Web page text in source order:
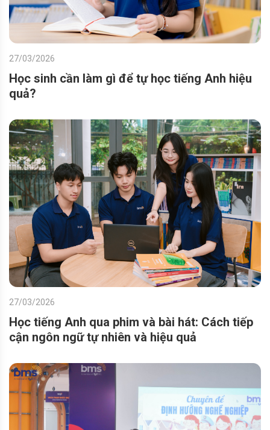
27/03/2026
Học sinh cần làm gì để tự học tiếng Anh hiệu
quả?
27/03/2026
Học tiếng Anh qua phim và bài hát: Cách tiếp
cận ngôn ngữ tự nhiên và hiệu quả